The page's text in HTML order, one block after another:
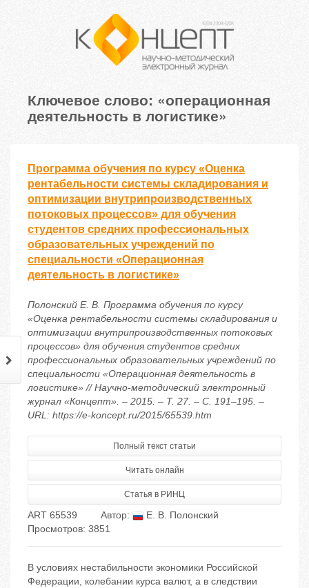
Ключевое слово: «операционная
деятельность в логистике»
Программа обучения по курсу «Оценка
рентабельности системы складирования и
оптимизации внутрипроизводственных
потоковых процессов» для обучения
студентов средних профессиональных
образовательных учреждений по
специальности «Операционная
деятельность в логистике»
Полонский Е. В. Программа обучения по курсу
«Оценка рентабельности системы складирования и
оптимизации внутрипроизводственных потоковых
процессов» для обучения студентов средних
профессиональных образовательных учреждений по
специальности «Операционная деятельность в
логистике» // Научно-методический электронный
журнал «Концепт». – 2015. – Т. 27. – С. 191–195. –
URL: https://e-koncept.ru/2015/65539.htm
Полный текст статьи
Читать онлайн
Статья в РИНЦ
ART 65539 Автор:
Е. В. Полонский
Просмотров: 3851
В условиях нестабильности экономики Российской
Федерации, колебании курса валют, а в следствии